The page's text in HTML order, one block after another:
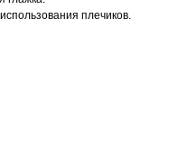
плечиков.